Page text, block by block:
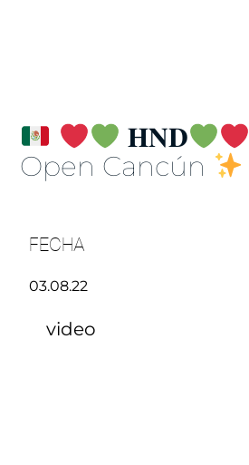
𝐇𝐍𝐃
Open Cancún
FECHA
03.08.22
video